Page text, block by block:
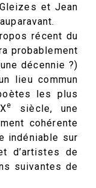
et Jean
récent du
probablement
décennie ?)
lieu commun
les plus
e
siècle, une
cohérente
indéniable sur
d’artistes de
suivantes de